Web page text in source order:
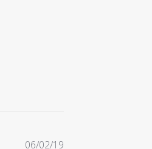
Date
06/02/19